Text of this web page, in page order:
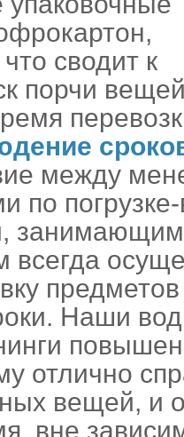
сводит к
порчи
между
по
всегда
Наши
отлично
вещей, и
вне